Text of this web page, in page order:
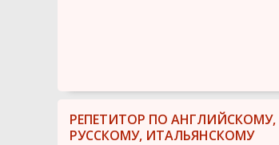
РЕПЕТИТОР ПО АНГЛИЙСКОМУ,
РУССКОМУ, ИТАЛЬЯНСКОМУ